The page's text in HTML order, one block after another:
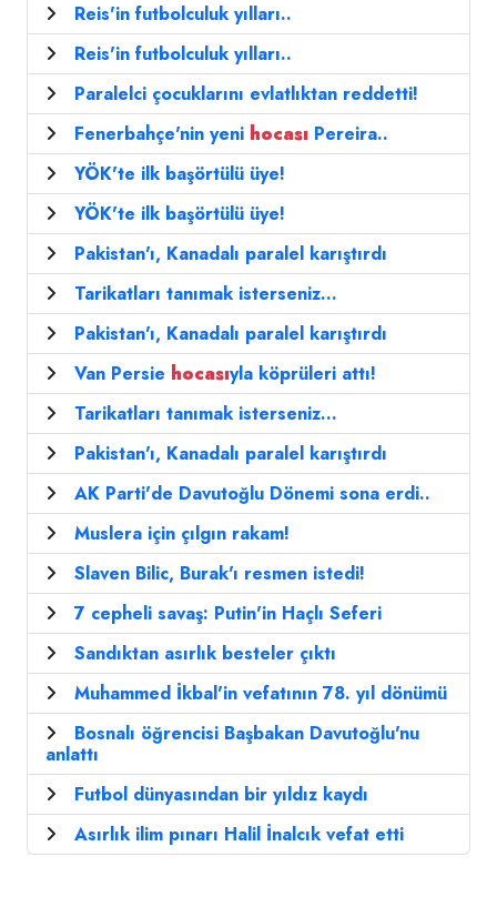
Reis'in futbolculuk yılları..
Reis'in futbolculuk yılları..
Paralelci çocuklarını evlatlıktan reddetti!
Fenerbahçe'nin yeni hocası Pereira..
YÖK'te ilk başörtülü üye!
YÖK'te ilk başörtülü üye!
Pakistan'ı, Kanadalı paralel karıştırdı
Tarikatları tanımak isterseniz...
Pakistan'ı, Kanadalı paralel karıştırdı
Van Persie hocasıyla köprüleri attı!
Tarikatları tanımak isterseniz...
Pakistan'ı, Kanadalı paralel karıştırdı
AK Parti'de Davutoğlu Dönemi sona erdi..
Muslera için çılgın rakam!
Slaven Bilic, Burak'ı resmen istedi!
7 cepheli savaş: Putin'in Haçlı Seferi
Sandıktan asırlık besteler çıktı
Muhammed İkbal'in vefatının 78. yıl dönümü
Bosnalı öğrencisi Başbakan Davutoğlu'nu
anlattı
Futbol dünyasından bir yıldız kaydı
Asırlık ilim pınarı Halil İnalcık vefat etti